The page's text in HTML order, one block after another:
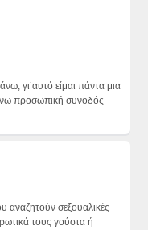
γι’αυτό είμαι πάντα μια
προσωπική συνοδός
αναζητούν σεξουαλικές
τους γούστα ή